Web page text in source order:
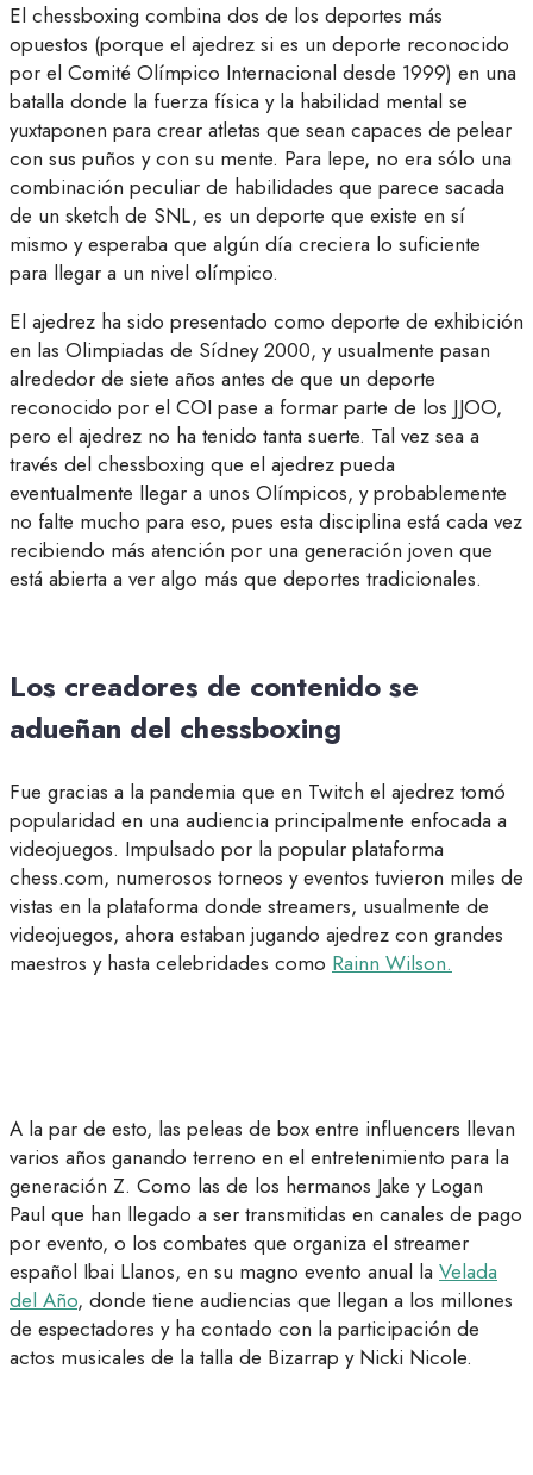
El chessboxing combina dos de los deportes más
opuestos (porque el ajedrez si es un deporte reconocido
por el Comité Olímpico Internacional desde 1999) en una
batalla donde la fuerza física y la habilidad mental se
yuxtaponen para crear atletas que sean capaces de pelear
con sus puños y con su mente. Para Iepe, no era sólo una
combinación peculiar de habilidades que parece sacada
de un sketch de SNL, es un deporte que existe en sí
mismo y esperaba que algún día creciera lo suficiente
para llegar a un nivel olímpico.
El ajedrez ha sido presentado como deporte de exhibición
en las Olimpiadas de Sídney 2000, y usualmente pasan
alrededor de siete años antes de que un deporte
reconocido por el COI pase a formar parte de los JJOO,
pero el ajedrez no ha tenido tanta suerte. Tal vez sea a
través del chessboxing que el ajedrez pueda
eventualmente llegar a unos Olímpicos, y probablemente
no falte mucho para eso, pues esta disciplina está cada vez
recibiendo más atención por una generación joven que
está abierta a ver algo más que deportes tradicionales.
Los creadores de contenido se
adueñan del chessboxing
Fue gracias a la pandemia que en Twitch el ajedrez tomó
popularidad en una audiencia principalmente enfocada a
videojuegos. Impulsado por la popular plataforma
chess.com, numerosos torneos y eventos tuvieron miles de
vistas en la plataforma donde streamers, usualmente de
videojuegos, ahora estaban jugando ajedrez con grandes
maestros y hasta celebridades como Rainn Wilson.
A la par de esto, las peleas de box entre influencers llevan
varios años ganando terreno en el entretenimiento para la
generación Z. Como las de los hermanos Jake y Logan
Paul que han llegado a ser transmitidas en canales de pago
por evento, o los combates que organiza el streamer
español Ibai Llanos, en su magno evento anual la Velada
del Año, donde tiene audiencias que llegan a los millones
de espectadores y ha contado con la participación de
actos musicales de la talla de Bizarrap y Nicki Nicole.